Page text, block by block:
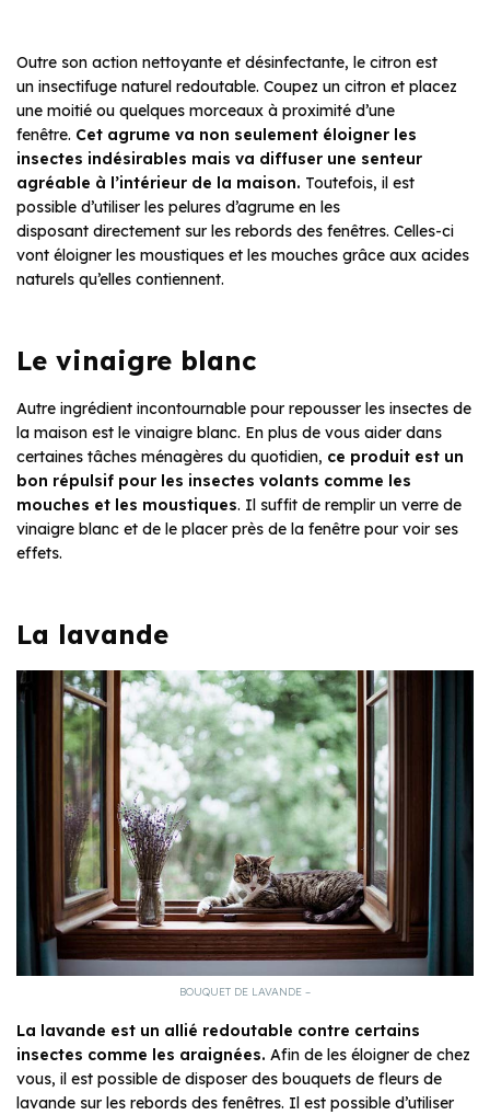
Outre son action nettoyante et désinfectante, le citron est
un insectifuge naturel redoutable. Coupez un citron et placez
une moitié ou quelques morceaux à proximité d’une
fenêtre. Cet agrume va non seulement éloigner les
insectes indésirables mais va diffuser une senteur
agréable à l’intérieur de la maison. Toutefois, il est
possible d’utiliser les pelures d’agrume en les
disposant directement sur les rebords des fenêtres. Celles-ci
vont éloigner les moustiques et les mouches grâce aux acides
naturels qu’elles contiennent.
Le vinaigre blanc
Autre ingrédient incontournable pour repousser les insectes de
la maison est le vinaigre blanc. En plus de vous aider dans
certaines tâches ménagères du quotidien, ce produit est un
bon répulsif pour les insectes volants comme les
mouches et les moustiques. Il suffit de remplir un verre de
vinaigre blanc et de le placer près de la fenêtre pour voir ses
effets.
La lavande
BOUQUET DE LAVANDE –
La lavande est un allié redoutable contre certains
insectes comme les araignées. Afin de les éloigner de chez
vous, il est possible de disposer des bouquets de fleurs de
lavande sur les rebords des fenêtres. Il est possible d’utiliser